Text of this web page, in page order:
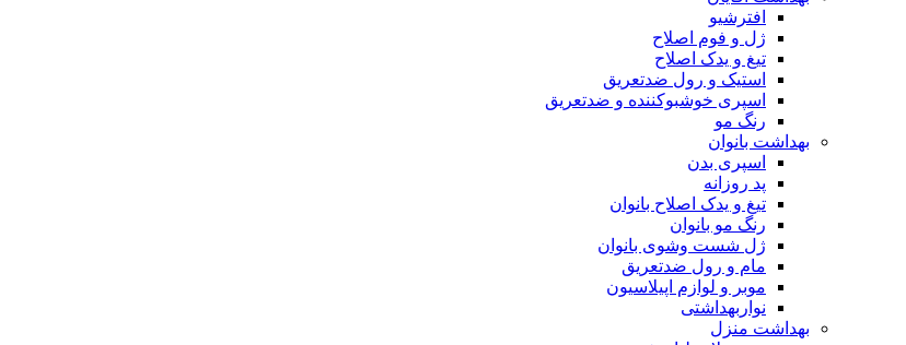
افترشیو
ژل و فوم اصلاح
تیغ و یدک اصلاح
استیک و رول ضدتعریق
اسپری خوشبوکننده و ضدتعریق
رنگ مو
بهداشت بانوان
اسپری بدن
پد روزانه
تیغ و یدک اصلاح بانوان
رنگ مو بانوان
ژل شست وشوی بانوان
مام و رول ضدتعریق
موبر و لوازم اپیلاسیون
نواربهداشتی
بهداشت منزل